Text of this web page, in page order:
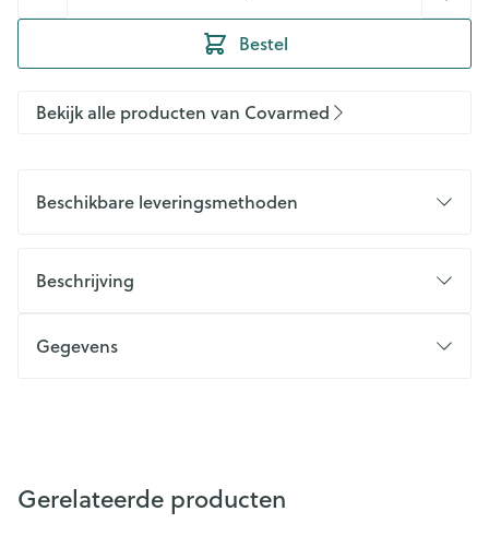
Bestel
Bekijk alle producten van Covarmed
Beschikbare leveringsmethoden
Beschrijving
Gegevens
Gerelateerde producten